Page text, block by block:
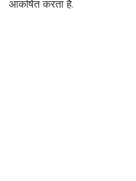
आकर्षित करता है.